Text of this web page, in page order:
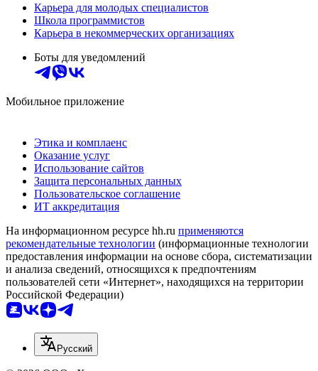
Карьера для молодых специалистов
Школа программистов
Карьера в некоммерческих организациях
Боты для уведомлений
Мобильное приложение
Этика и комплаенс
Оказание услуг
Использование сайтов
Защита персональных данных
Пользовательское соглашение
ИТ аккредитация
На информационном ресурсе hh.ru применяются
рекомендательные технологии (информационные технологии
предоставления информации на основе сбора, систематизации
и анализа сведений, относящихся к предпочтениям
пользователей сети «Интернет», находящихся на территории
Российской Федерации)
Русский